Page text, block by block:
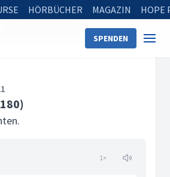
HÖRBÜCHER MAGAZIN HOPE
SPENDEN
glauben.geschichten.
1×